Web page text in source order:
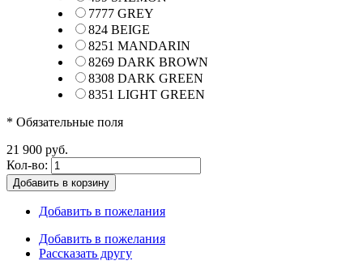
7777 GREY
824 BEIGE
8251 MANDARIN
8269 DARK BROWN
8308 DARK GREEN
8351 LIGHT GREEN
* Обязательные поля
21 900 руб.
Кол-во:
Добавить в корзину
Добавить в пожелания
Добавить в пожелания
Рассказать другу